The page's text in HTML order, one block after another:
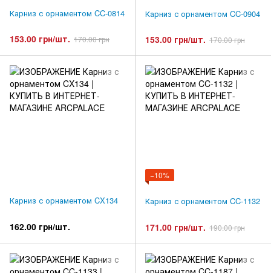
Карниз с орнаментом CC-0814
153.00 грн/шт. 170.00 грн
Карниз с орнаментом CC-0904
153.00 грн/шт. 170.00 грн
Карниз с орнаментом CX134
162.00 грн/шт.
−10%
Карниз с орнаментом CC-1132
171.00 грн/шт. 190.00 грн